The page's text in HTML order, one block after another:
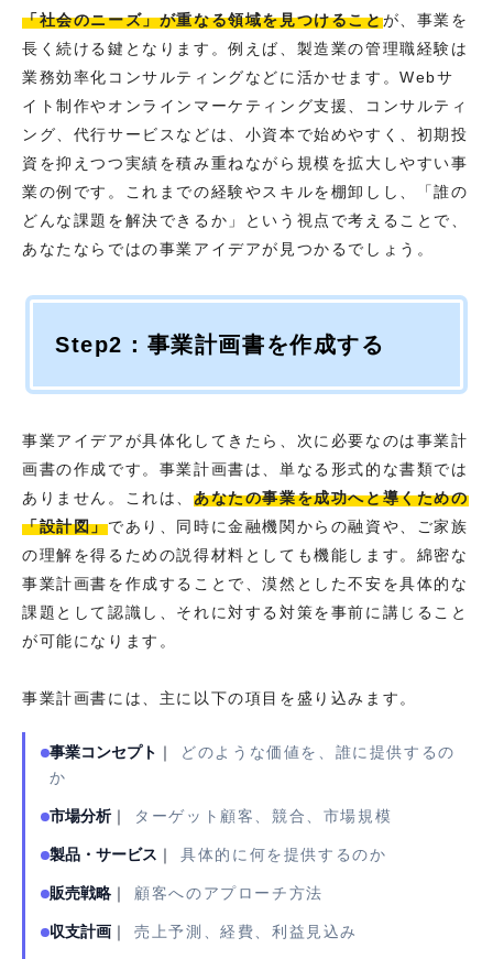
「社会のニーズ」が重なる領域を見つけることが、事業を
長く続ける鍵となります。例えば、製造業の管理職経験は
業務効率化コンサルティングなどに活かせます。Webサ
イト制作やオンラインマーケティング支援、コンサルティ
ング、代行サービスなどは、小資本で始めやすく、初期投
資を抑えつつ実績を積み重ねながら規模を拡大しやすい事
業の例です。これまでの経験やスキルを棚卸しし、「誰の
どんな課題を解決できるか」という視点で考えることで、
あなたならではの事業アイデアが見つかるでしょう。
Step2：事業計画書を作成する
事業アイデアが具体化してきたら、次に必要なのは事業計
画書の作成です。事業計画書は、単なる形式的な書類では
ありません。これは、 あなたの事業を成功へと導くための
「設計図」であり、同時に金融機関からの融資や、ご家族
の理解を得るための説得材料としても機能します。綿密な
事業計画書を作成することで、漠然とした不安を具体的な
課題として認識し、それに対する対策を事前に講じること
が可能になります。
事業計画書には、主に以下の項目を盛り込みます。
事業コンセプト ｜
どのような価値を、誰に提供するの
か
市場分析｜ ターゲット顧客、競合、市場規模
製品・サービス ｜具体的に何を提供するのか
販売戦略 ｜ 顧客へのアプローチ方法
収支計画 ｜売上予測、経費、利益見込み